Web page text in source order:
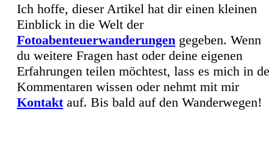
Ich hoffe, dieser Artikel hat dir einen kleinen
Einblick in die Welt der
Fotoabenteuerwanderungen gegeben. Wenn
du weitere Fragen hast oder deine eigenen
Erfahrungen teilen möchtest, lass es mich in
Kommentaren wissen oder nehmt mit mir
Kontaktauf. Bis bald auf den Wanderwegen!